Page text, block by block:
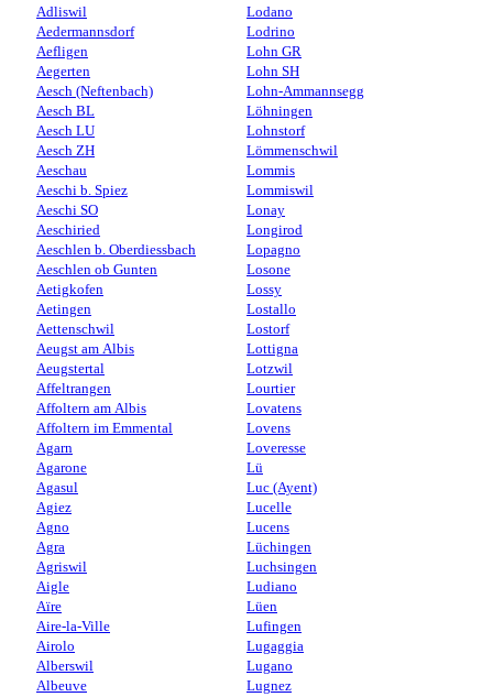
Adliswil
Aedermannsdorf
Aefligen
Aegerten
Aesch (Neftenbach)
Aesch BL
Aesch LU
Aesch ZH
Aeschau
Aeschi b. Spiez
Aeschi SO
Aeschiried
Aeschlen b. Oberdiessbach
Aeschlen ob Gunten
Aetigkofen
Aetingen
Aettenschwil
Aeugst am Albis
Aeugstertal
Affeltrangen
Affoltern am Albis
Affoltern im Emmental
Agarn
Agarone
Agasul
Agiez
Agno
Agra
Agriswil
Aigle
Aïre
Aire-la-Ville
Airolo
Alberswil
Albeuve
Lodano
Lodrino
Lohn GR
Lohn SH
Lohn-Ammannsegg
Löhningen
Lohnstorf
Lömmenschwil
Lommis
Lommiswil
Lonay
Longirod
Lopagno
Losone
Lossy
Lostallo
Lostorf
Lottigna
Lotzwil
Lourtier
Lovatens
Lovens
Loveresse
Lü
Luc (Ayent)
Lucelle
Lucens
Lüchingen
Luchsingen
Ludiano
Lüen
Lufingen
Lugaggia
Lugano
Lugnez